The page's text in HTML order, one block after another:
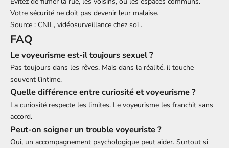
Votre sécurité ne doit pas devenir leur malaise.
Source : CNIL, vidéosurveillance chez soi .
FAQ
Le voyeurisme est-il toujours sexuel ?
Pas toujours dans les rêves. Mais dans la réalité, il touche
souvent l’intime.
Quelle différence entre curiosité et voyeurisme ?
La curiosité respecte les limites. Le voyeurisme les franchit sans
accord.
Peut-on soigner un trouble voyeuriste ?
Oui, un accompagnement psychologique peut aider. Surtout si